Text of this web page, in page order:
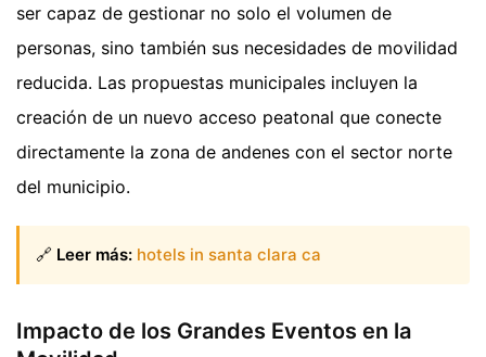
ser capaz de gestionar no solo el volumen de
personas, sino también sus necesidades de movilidad
reducida. Las propuestas municipales incluyen la
creación de un nuevo acceso peatonal que conecte
directamente la zona de andenes con el sector norte
del municipio.
🔗 Leer más: hotels in santa clara ca
Impacto de los Grandes Eventos en la